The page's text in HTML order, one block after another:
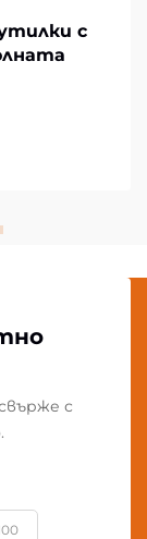
с
с